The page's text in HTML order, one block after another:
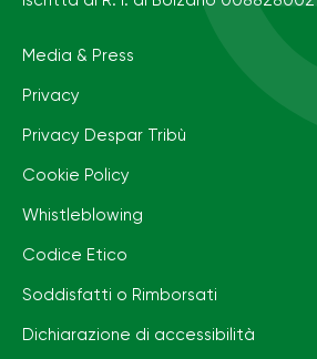
Media & Press
Privacy
Privacy Despar Tribù
Cookie Policy
Whistleblowing
Codice Etico
Soddisfatti o Rimborsati
Dichiarazione di accessibilità